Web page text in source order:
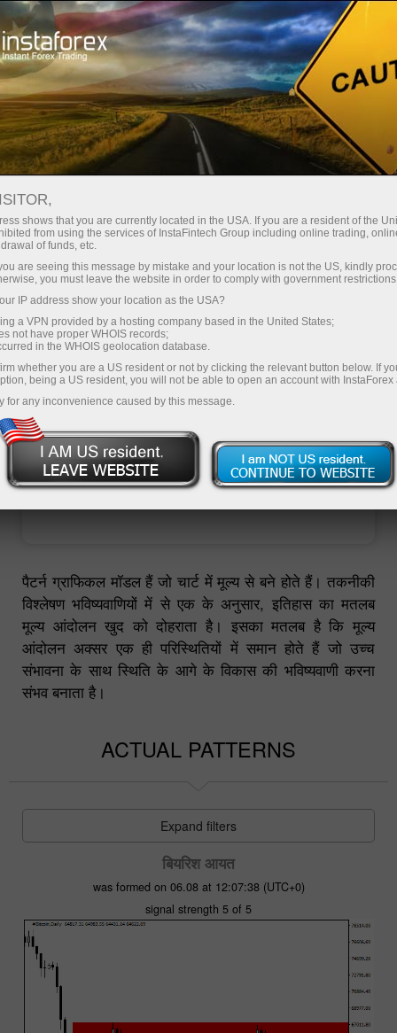
ट्रेडर्स के लिए फॉरेक्स विश्लेषण वास्तविक पैटर्न
वास्तविक पैटर्न
इंस्टा फॉरेक्स द्वारा प्रासंगिक पैटर्न एक उपयोग में आसान सेवा
है जो आपको बाजार में नवीनतम परिवर्तनों के बारे में जागरूक
होने और समय पर बाजार से संकेतों पर प्रतिक्रिया करने की
अनुमति देती है। हमारी सेवा में आप हमेशा किसी भी जोड़ी और
किसी भी समय सीमा पर नवीनतम और सबसे प्रासंगिक पैटर्न
प्राप्त कर सकते हैं.
ट्रेडिंग खाता खोलें
डेमो खाता खोलें
पैटर्न ग्राफिकल मॉडल हैं जो चार्ट में मूल्य से बने होते हैं। तकनीकी
विश्लेषण भविष्यवाणियों में से एक के अनुसार, इतिहास का मतलब
मूल्य आंदोलन खुद को दोहराता है। इसका मतलब है कि मूल्य
आंदोलन अक्सर एक ही परिस्थितियों में समान होते हैं जो उच्च
संभावना के साथ स्थिति के आगे के विकास की भविष्यवाणी करना
संभव बनाता है।
ACTUAL PATTERNS
Expand filters
बियरिश आयत
was formed on 06.08 at 12:07:38 (UTC+0)
signal strength 5 of 5
shows that you are currently located in the USA. If you are a resident of the
from using the services of InstaFintech Group including online trading,
of funds, etc.
are seeing this message by mistake and your location is not the US, kindly
you must leave the website in order to comply with government
IP address show your location as the USA?
a VPN provided by a hosting company based in the United States;
not have proper WHOIS records;
in the WHOIS geolocation database.
whether you are a US resident or not by clicking the relevant button below. If
being a US resident, you will not be able to open an account with InstaForex
for any inconvenience caused by this message.